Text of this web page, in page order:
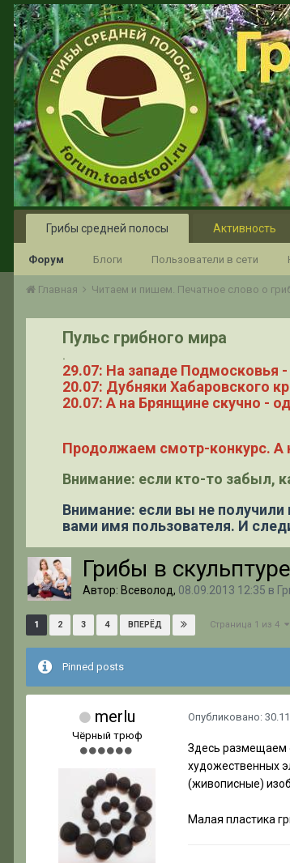
Грибы средней полосы
Форум Блоги Пользователи в сети
Активность
Главная Читаем и пишем. Печатное слово о
Пульс грибного мира
.
29.07: На западе Подмосковья
20.07: Дубняки Хабаровского
20.07: А на Брянщине скучно -
Продолжаем смотр-конкурс. А
Внимание: если кто-то забыл,
Внимание: если вы не
вами имя пользователя. И
Грибы в
Автор: Всеволод, 08.09.2013 12:35 в
1 2 3 4 ВПЕРЁД Страница 1 из 4
Pinned posts
merlu
Чёрный трюф
Опубликовано:
Здесь размещаем
художественных
(живописные)
Малая пластика